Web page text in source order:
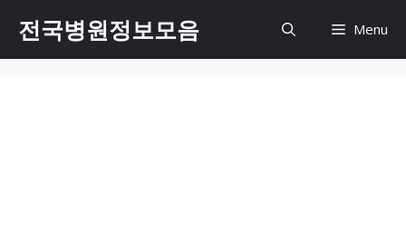
츠
전국병원정보모음 Menu